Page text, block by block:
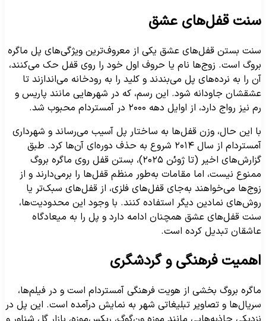
قفل‌های عشق
بستن قفل‌های عشق یکی از معروف‌ترین ویژگی‌های پل ماگره
است. زوج‌ها نام یا حروف اول خود را روی قفل حک می‌کنند،
را به نرده‌های پل می‌بندند و کلید را به رودخانه می‌اندازند تا
جاودانه شود. این رسم، که در شهرهایی مانند پاریس و
نیز رواج دارد، از اوایل دهه ۲۰۰۰ در آمستردام محبوب شد.
این حال، وزن قفل‌ها به ساختار پل آسیب می‌رساند و شهرداری
آمستردام از سال ۲۰۱۴ شروع به حذف دوره‌ای آن‌ها کرد. طبق
گزارش‌های اخیر (تا ژوئن ۲۰۲۵)، بستن قفل روی ماگره بروگ
نیست، اما مقامات به‌طور منظم قفل‌ها را برمی‌دارند و از
می‌خواهند به‌جای قفل‌های فلزی، از قفل‌های سبک‌تر یا
نمادین دیگر استفاده کنند. با وجود این محدودیت‌ها،
قفل‌های عشق همچنان ادامه دارد و پل را به میعادگاه
تبدیل کرده است.
فرهنگی و گردشگری
بروگ بخشی از هویت فرهنگی آمستردام است و در فیلم‌ها،
و تصاویر تبلیغاتی شهر به نمایش درآمده است. این پل در